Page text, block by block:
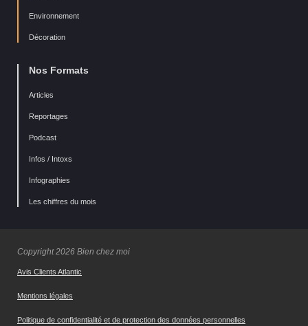
Environnement
Décoration
Nos Formats
Articles
Reportages
Podcast
Infos / Intoxs
Infographies
Les chiffres du mois
Copyright 2026 Bien chez moi
Avis Clients Atlantic
Mentions légales
Politique de confidentialité et de protection des données personnelles